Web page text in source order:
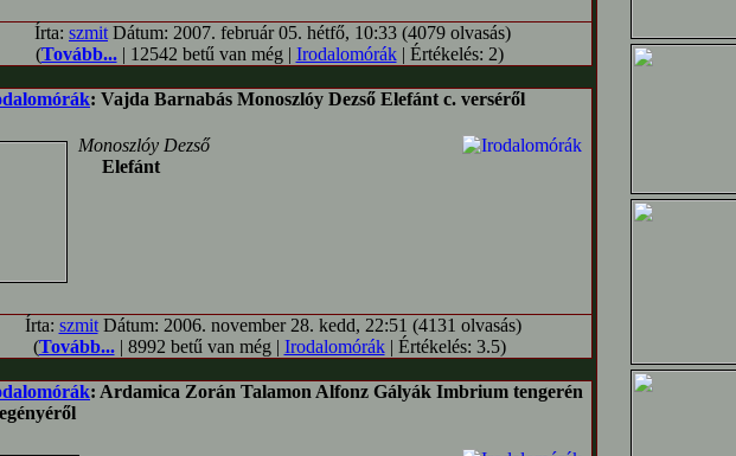
Írta: szmit Dátum: 2007. február 05. hétfő, 10:33 (4079 olvasás)
(Tovább...| 12542 betű van még | Irodalomórák| Értékelés: 2)
: Vajda Barnabás Monoszlóy Dezső Elefánt c. verséről
Monoszlóy Dezső
Elefánt
Írta: szmitDátum: 2006. november 28. kedd, 22:51 (4131 olvasás)
(Tovább...| 8992 betű van még | Irodalomórák| Értékelés: 3.5)
: Ardamica Zorán Talamon Alfonz Gályák Imbrium tengerén